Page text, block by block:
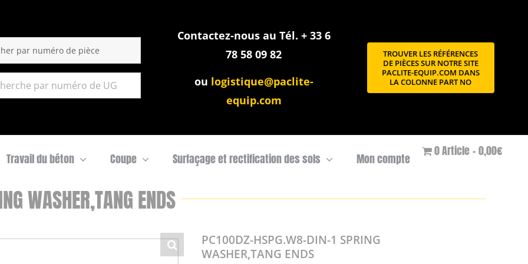
Contactez-nous au Tél. + 33 6
78 58 09 82
ou logistique@paclite-
equip.com
TROUVER LES RÉFÉRENCES
DE PIÈCES SUR NOTRE SITE
PACLITE-EQUIP.COM DANS
LA COLONNE PART NO
Travail du béton Coupe Surfaçage et rectification des sols Mon compte
0 Article 0,00€
WASHER,TANG ENDS
PC100DZ-HSPG.W8-DIN-1 SPRING
WASHER,TANG ENDS